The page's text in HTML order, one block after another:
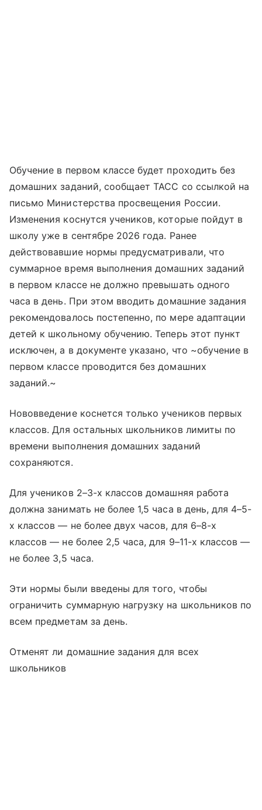
Обучение в первом классе будет проходить без
домашних заданий, сообщает ТАСС со ссылкой на
письмо Министерства просвещения России.
Изменения коснутся учеников, которые пойдут в
школу уже в сентябре 2026 года. Ранее
действовавшие нормы предусматривали, что
суммарное время выполнения домашних заданий
в первом классе не должно превышать одного
часа в день. При этом вводить домашние задания
рекомендовалось постепенно, по мере адаптации
детей к школьному обучению. Теперь этот пункт
исключен, а в документе указано, что ~обучение в
первом классе проводится без домашних
заданий.~
Нововведение коснется только учеников первых
классов. Для остальных школьников лимиты по
времени выполнения домашних заданий
сохраняются.
Для учеников 2–3-х классов домашняя работа
должна занимать не более 1,5 часа в день, для 4–5-
х классов — не более двух часов, для 6–8-х
классов — не более 2,5 часа, для 9–11-х классов —
не более 3,5 часа.
Эти нормы были введены для того, чтобы
ограничить суммарную нагрузку на школьников по
всем предметам за день.
Отменят ли домашние задания для всех
школьников